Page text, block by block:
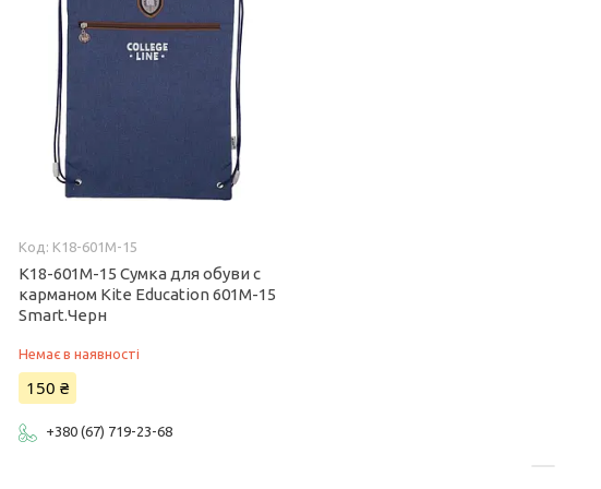
K18-601M-15
K18-601M-15 Сумка для обуви с
карманом Kite Education 601M-15
Smart.Черн
Немає в наявності
150 ₴
+380 (67) 719-23-68